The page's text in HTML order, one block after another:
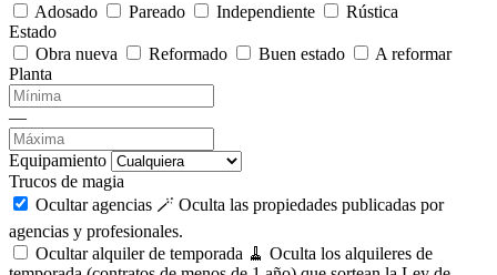
Adosado
Pareado Independiente
Rústica
Estado
Obra nueva
Reformado Buen estado
A reformar
Planta
—
Equipamiento
Trucos de magia
Ocultar agencias 🪄 Oculta las propiedades publicadas por
agencias y profesionales.
Ocultar alquiler de temporada 🧹 Oculta los alquileres de